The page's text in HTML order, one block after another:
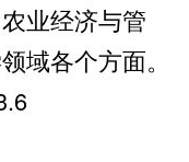
业经济与管
域各个方面。